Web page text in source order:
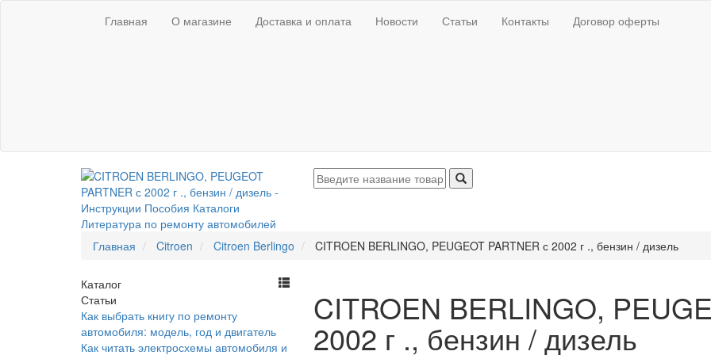
Главная О магазине Доставка и оплата Новости Статьи Контакты Договор оферты
Главная Citroen Citroen Berlingo CITROEN BERLINGO, PEUGEOT PARTNER с 2002 г ., бензин / дизель
Каталог
Статьи
Как выбрать книгу по ремонту
автомобиля: модель, год и двигатель
Как читать электросхемы автомобиля и
CITROEN BERLINGO,
2002 г ., бензин / дизель